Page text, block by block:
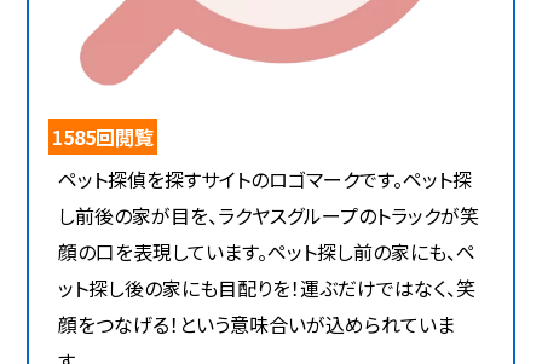
1585回閲覧
ペット探偵を探すサイトのロゴマークです。ペット探
し前後の家が目を、ラクヤスグループのトラックが笑
顔の口を表現しています。ペット探し前の家にも、ペ
ット探し後の家にも目配りを！運ぶだけではなく、笑
顔をつなげる！という意味合いが込められていま